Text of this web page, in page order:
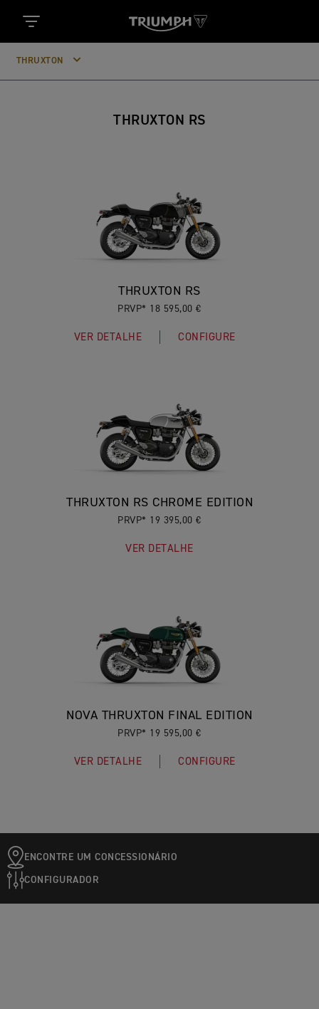
THRUXTON
THRUXTON RS
THRUXTON RS
PRVP* 18 595,00 €
VER DETALHE CONFIGURE
THRUXTON RS CHROME EDITION
PRVP* 19 395,00 €
VER DETALHE
NOVA THRUXTON FINAL EDITION
PRVP* 19 595,00 €
VER DETALHE CONFIGURE
ENCONTRE UM CONCESSIONÁRIO
CONFIGURADOR